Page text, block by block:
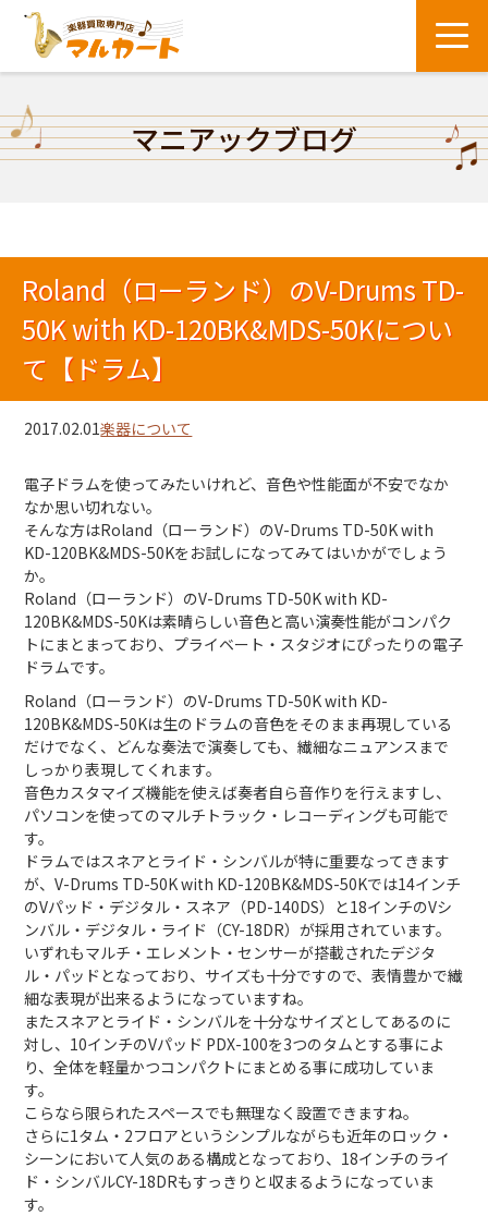
マニアックブログ
Roland（ローランド）のV-Drums TD-
50K with KD-120BK&MDS-50Kについ
て【ドラム】
2017.02.01楽器について
電子ドラムを使ってみたいけれど、音色や性能面が不安でなか
なか思い切れない。
そんな方はRoland（ローランド）のV-Drums TD-50K with
KD-120BK&MDS-50Kをお試しになってみてはいかがでしょう
か。
Roland（ローランド）のV-Drums TD-50K with KD-
120BK&MDS-50Kは素晴らしい音色と高い演奏性能がコンパク
トにまとまっており、プライベート・スタジオにぴったりの電子
ドラムです。
Roland（ローランド）のV-Drums TD-50K with KD-
120BK&MDS-50Kは生のドラムの音色をそのまま再現している
だけでなく、どんな奏法で演奏しても、繊細なニュアンスまで
しっかり表現してくれます。
音色カスタマイズ機能を使えば奏者自ら音作りを行えますし、
パソコンを使ってのマルチトラック・レコーディングも可能で
す。
ドラムではスネアとライド・シンバルが特に重要なってきます
が、V-Drums TD-50K with KD-120BK&MDS-50Kでは14インチ
のVパッド・デジタル・スネア（PD-140DS）と18インチのVシ
ンバル・デジタル・ライド（CY-18DR）が採用されています。
いずれもマルチ・エレメント・センサーが搭載されたデジタ
ル・パッドとなっており、サイズも十分ですので、表情豊かで繊
細な表現が出来るようになっていますね。
またスネアとライド・シンバルを十分なサイズとしてあるのに
対し、10インチのVパッド PDX-100を3つのタムとする事によ
り、全体を軽量かつコンパクトにまとめる事に成功していま
す。
こらなら限られたスペースでも無理なく設置できますね。
さらに1タム・2フロアというシンプルながらも近年のロック・
シーンにおいて人気のある構成となっており、18インチのライ
ド・シンバルCY-18DRもすっきりと収まるようになっていま
す。